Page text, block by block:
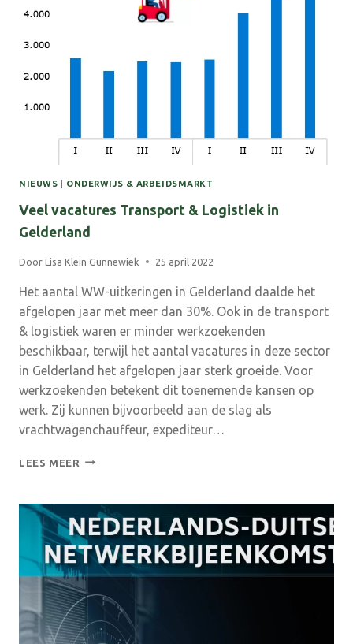
NIEUWS ONDERWIJS & ARBEIDSMARKT
Veel vacatures Transport & Logistiek in
Gelderland
Door Lisa Klein Gunnewiek 25 april 2022
Het aantal WW-uitkeringen in Gelderland daalde het
afgelopen jaar met meer dan 30%. Ook in de transport
& logistiek waren er minder werkzoekenden
beschikbaar, terwijl het aantal vacatures in deze sector
in Gelderland het afgelopen jaar sterk groeide. Voor
werkzoekenden betekent dit toenemende kansen op
werk. Zij kunnen bijvoorbeeld aan de slag als
vrachtwagenchauffeur, expediteur…
LEES MEER VEEL
&
LOGISTIEK
IN
GELDERLAND